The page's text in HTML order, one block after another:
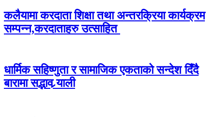
कलैयामा करदाता शिक्षा तथा अन्तरक्रिया कार्यक्रम
सम्पन्न,करदाताहरु उत्साहित
धार्मिक सहिष्णुता र सामाजिक एकताको सन्देश दिँदै
बारामा सद्भाव र्‍याली